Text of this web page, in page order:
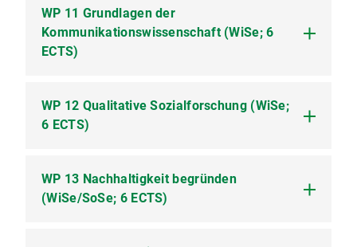
WP 10.1 Innovation and Entrepreneurship for
Better Futures (Online-Kurs; 4 SWS)
WP 11 Grundlagen der
Kommunikationswissenschaft (WiSe; 6
ECTS)
WP 11.1 Einführung in die
Kommunikationswissenschaft 1 (Vorlesung; 2
WP 11.2 Einführung in die
Kommunikationswissenschaft 2 (Vorlesung; 2
SWS)
WP 12 Qualitative Sozialforschung (WiSe;
6 ECTS)
WP 12.1 Einführung in die Methoden der
qualitativen Sozialforschung (Vorlesung)
WP 12.2 Einführung in die Methoden der
WP 13 Nachhaltigkeit begründen
(WiSe/SoSe; 6 ECTS)